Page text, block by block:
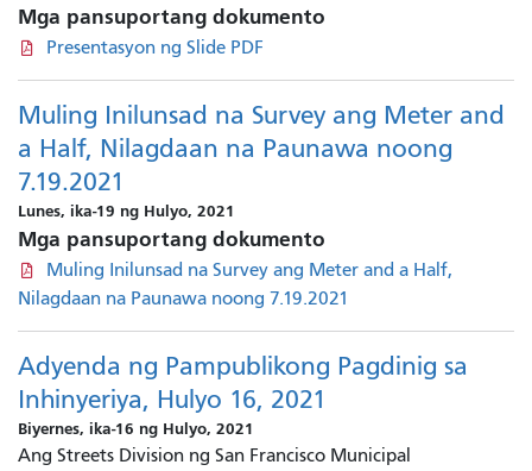
Mga pansuportang dokumento
Presentasyon ng Slide PDF
Muling Inilunsad na Survey ang Meter and
a Half, Nilagdaan na Paunawa noong
7.19.2021
Lunes, ika-19 ng Hulyo, 2021
Mga pansuportang dokumento
Muling Inilunsad na Survey ang Meter and a Half,
Nilagdaan na Paunawa noong 7.19.2021
Adyenda ng Pampublikong Pagdinig sa
Inhinyeriya, Hulyo 16, 2021
Biyernes, ika-16 ng Hulyo, 2021
Ang Streets Division ng San Francisco Municipal